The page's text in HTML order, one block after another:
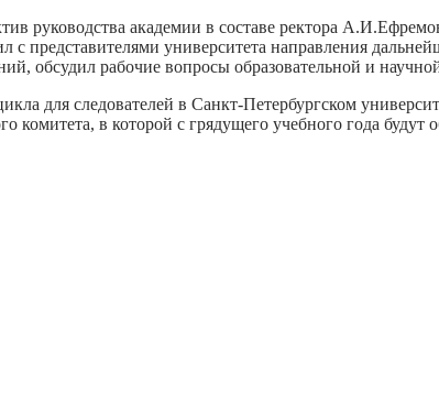
руководства академии в составе ректора
университета направления
обсудил рабочие вопросы образовательной и
для следователей в Санкт-Петербургском
в которой с грядущего учебного года будут